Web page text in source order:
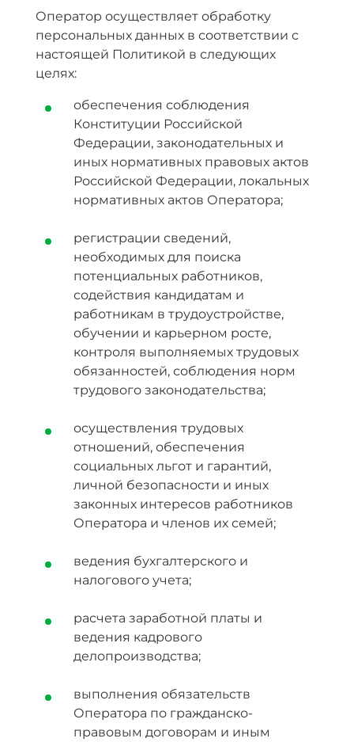
Оператор осуществляет обработку
персональных данных в соответствии с
настоящей Политикой в следующих
целях:
обеспечения соблюдения
Конституции Российской
Федерации, законодательных и
иных нормативных правовых актов
Российской Федерации, локальных
нормативных актов Оператора;
регистрации сведений,
необходимых для поиска
потенциальных работников,
содействия кандидатам и
работникам в трудоустройстве,
обучении и карьерном росте,
контроля выполняемых трудовых
обязанностей, соблюдения норм
трудового законодательства;
осуществления трудовых
отношений, обеспечения
социальных льгот и гарантий,
личной безопасности и иных
законных интересов работников
Оператора и членов их семей;
ведения бухгалтерского и
налогового учета;
расчета заработной платы и
ведения кадрового
делопроизводства;
выполнения обязательств
Оператора по гражданско-
правовым договорам и иным